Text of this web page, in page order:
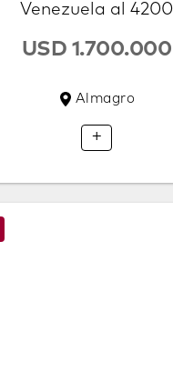
Venezuela al 4200
USD 1.700.000
Almagro
+